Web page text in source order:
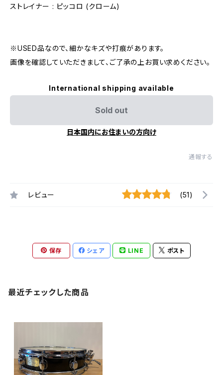
ストレイナー : ピッコロ (クローム)
※USED品なので、細かなキズや打痕があります。
画像を確認していただきまして、ご了承の上お買い求めください。
International shipping available
Sold out
日本国内にお住まいの方向け
通報する
レビュー (51)
保存 シェア LINE ポスト
最近チェックした商品